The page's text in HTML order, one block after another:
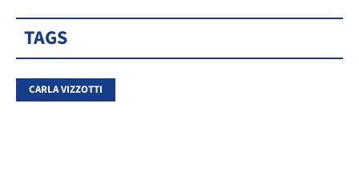
TAGS
CARLA VIZZOTTI